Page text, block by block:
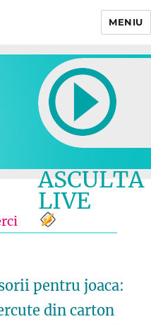
MENIU
ASCULTA
LIVE
pentru joaca:
din carton